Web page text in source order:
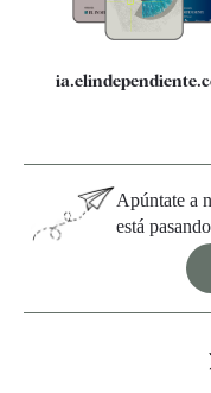
Apúntate a
está pasando